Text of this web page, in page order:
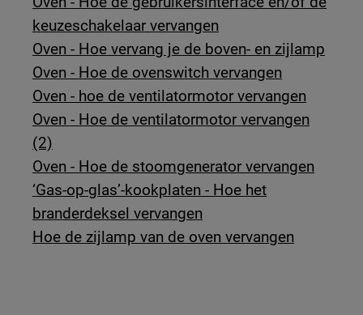
keuzeschakelaar vervangen
Oven - Hoe vervang je de boven- en zijlamp
Oven - Hoe de ovenswitch vervangen
Oven - hoe de ventilatormotor vervangen
Oven - Hoe de ventilatormotor vervangen
(2)
Oven - Hoe de stoomgenerator vervangen
‘Gas-op-glas’-kookplaten - Hoe het
branderdeksel vervangen
Hoe de zijlamp van de oven vervangen